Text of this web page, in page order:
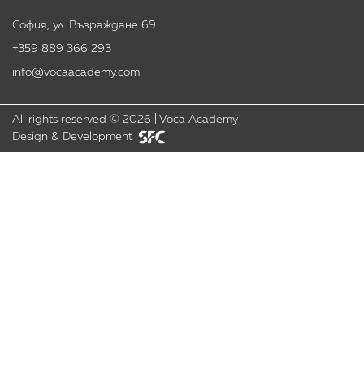
София, ул. Възраждане 69
+359 889 366 293
info@vocaacademy.com
All rights reserved © 2026
Voca Academy
Design & Development